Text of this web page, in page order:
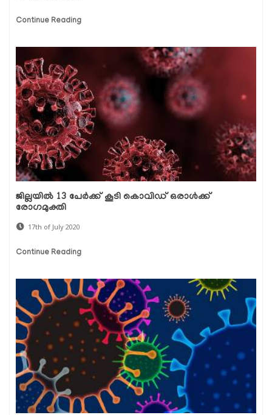
Continue Reading
ജില്ലയില്‍ 13 പേര്‍ക്ക് കൂടി കൊവിഡ് ഒരാള്‍ക്ക്
രോഗമുക്തി
17th of July 2020
Continue Reading